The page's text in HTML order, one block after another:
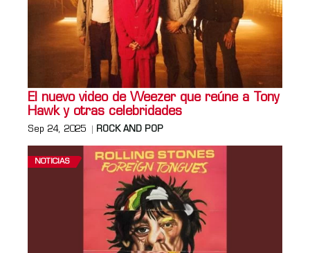
El nuevo video de Weezer que reúne a Tony
Hawk y otras celebridades
Sep 24, 2025 ROCK AND POP
NOTICIAS